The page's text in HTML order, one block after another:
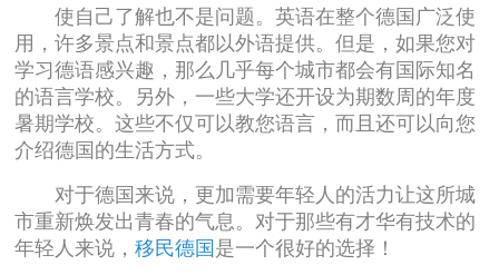
使自己了解也不是问题。英语在整个德国广泛使
用，许多景点和景点都以外语提供。但是，如果您对
学习德语感兴趣，那么几乎每个城市都会有国际知名
的语言学校。另外，一些大学还开设为期数周的年度
暑期学校。这些不仅可以教您语言，而且还可以向您
介绍德国的生活方式。
对于德国来说，更加需要年轻人的活力让这所城
市重新焕发出青春的气息。对于那些有才华有技术的
年轻人来说，移民德国 是一个很好的选择！